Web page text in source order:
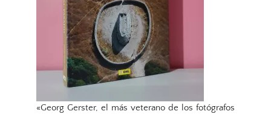
«Georg Gerster, el más veterano de los fotógrafos